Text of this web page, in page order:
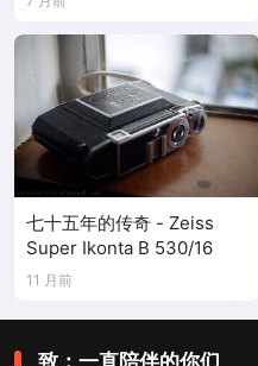
七十五年的传奇 - Zeiss
Super Ikonta B 530/16
11 月前
致：一直陪伴的你们